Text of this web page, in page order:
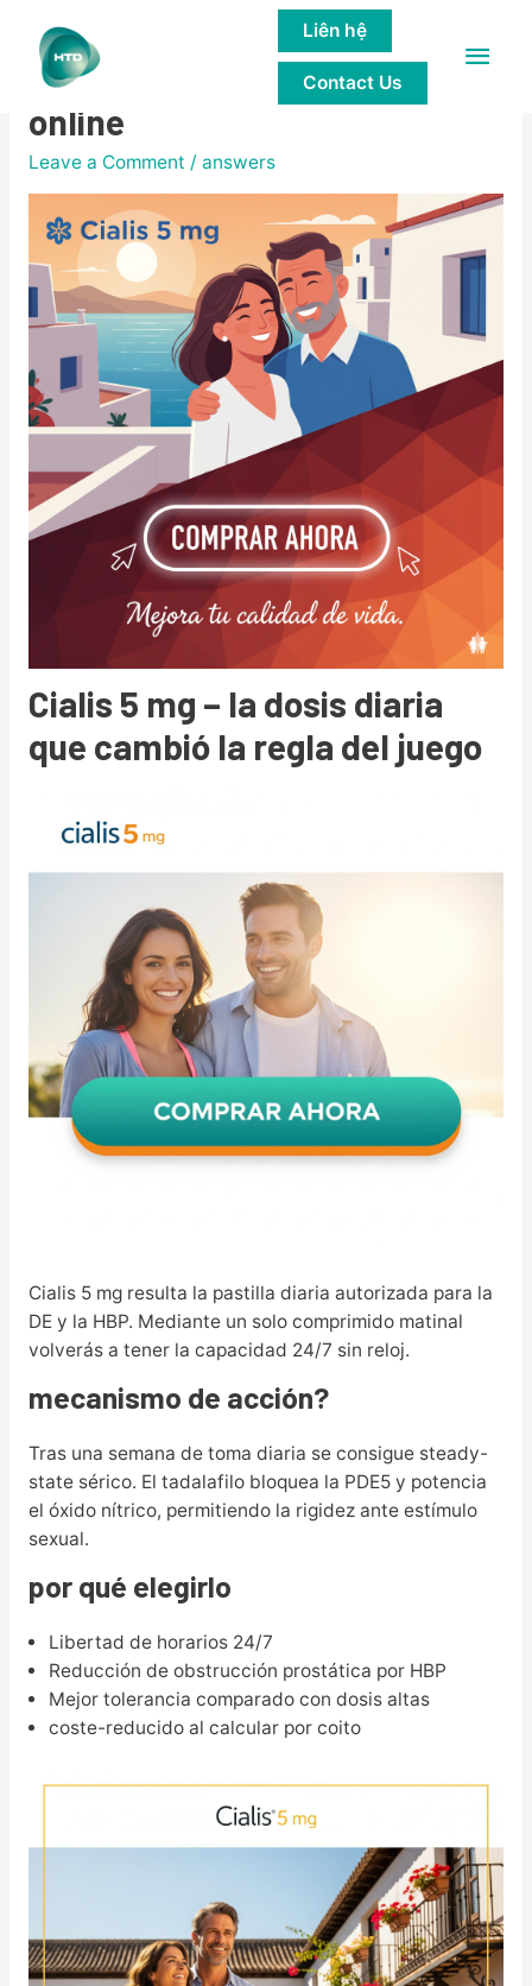
Main
Liên hệ
Contact Us
Cialis 5 mg precio en Perú
online
Leave a Comment / answers
Cialis 5 mg – la dosis diaria
que cambió la regla del juego
Cialis 5 mg resulta la pastilla diaria autorizada para la
DE y la HBP. Mediante un solo comprimido matinal
volverás a tener la capacidad 24/7 sin reloj.
mecanismo de acción?
Tras una semana de toma diaria se consigue steady-
state sérico. El tadalafilo bloquea la PDE5 y potencia
el óxido nítrico, permitiendo la rigidez ante estímulo
sexual.
por qué elegirlo
Libertad de horarios 24/7
Reducción de obstrucción prostática por HBP
Mejor tolerancia comparado con dosis altas
coste-reducido al calcular por coito